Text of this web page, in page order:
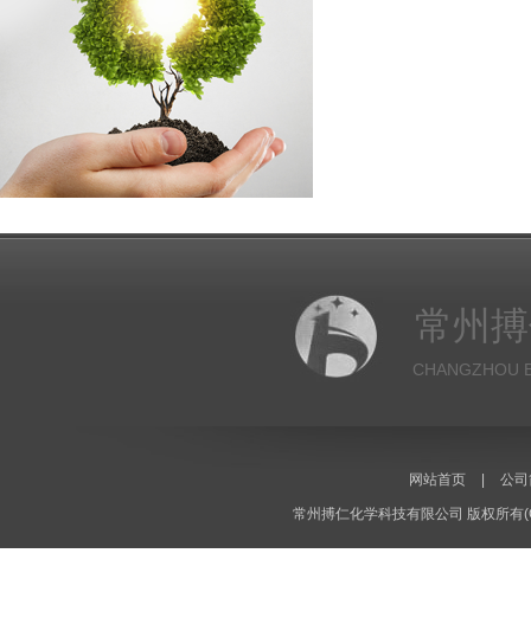
常州
CHANGZHOU
网站首页 公
常州搏仁化学科技有限公司 版权所有